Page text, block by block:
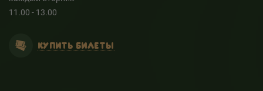
11.00 - 13.00
КУПИТЬ БИЛЕТЫ